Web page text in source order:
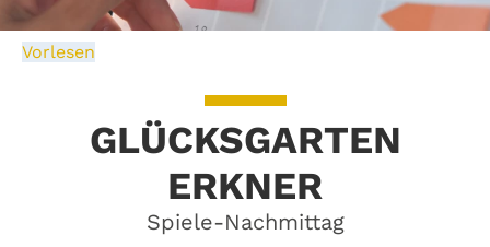
Vorlesen
GLÜCKSGARTEN
ERKNER
Spiele-Nachmittag